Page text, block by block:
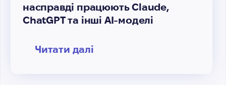
насправді працюють Claude,
ChatGPT та інші AI-моделі
Читати далі